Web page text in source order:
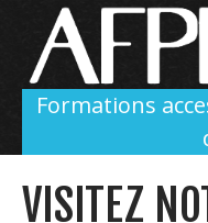
Formations
VISITEZ
Panneau de gestion des